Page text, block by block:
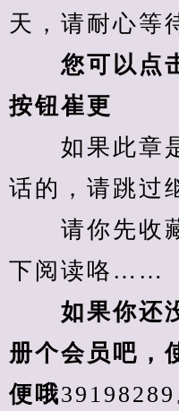
天，请耐心等
您可以点
按钮崔更
如果此章是
话的，请跳过
请你先收藏
下阅读咯……
如果你还没
册个会员吧，
便哦39198289